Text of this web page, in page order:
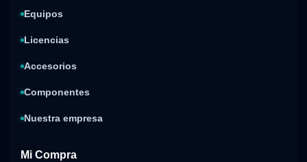
Equipos
Licencias
Accesorios
Componentes
Nuestra empresa
Mi Compra